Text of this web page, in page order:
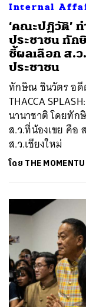
Internal
‘คณะปฏิวัติ’
ประชาชน ทัก
ชี้ผลเลือก ส.ว
ประชาชน
ทักษิณ ชินวัตร อดี
THACCA
นานาชาติ โดยทั
ส.ว.ที่น้องเขย คือ
ส.ว.เชียงใหม่
โดย THE